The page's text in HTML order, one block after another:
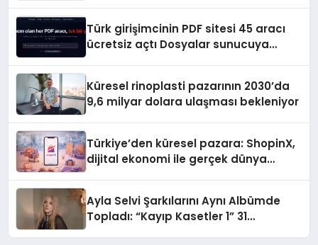
Türk girişimcinin PDF sitesi 45 aracı
ücretsiz açtı Dosyalar sunucuya
Küresel rinoplasti pazarının 2030’da
9,6 milyar dolara ulaşması bekleniyor
Türkiye’den küresel pazara: ShopinX,
dijital ekonomi ile gerçek dünya
Ayla Selvi Şarkılarını Aynı Albümde
Topladı: “Kayıp Kasetler 1” 31